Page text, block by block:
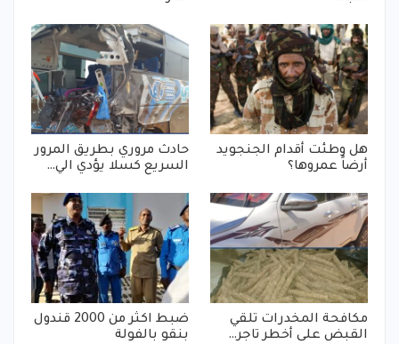
هل وطئت أقدام الجنجويد
أرضاً عمروها؟
حادث مروري بطريق المرور
السريع كسلا يؤدي الي…
مكافحة المخدرات تلقي
القبض على أخطر تاجر…
ضبط اكثر من 2000 قندول
بنقو بالفولة